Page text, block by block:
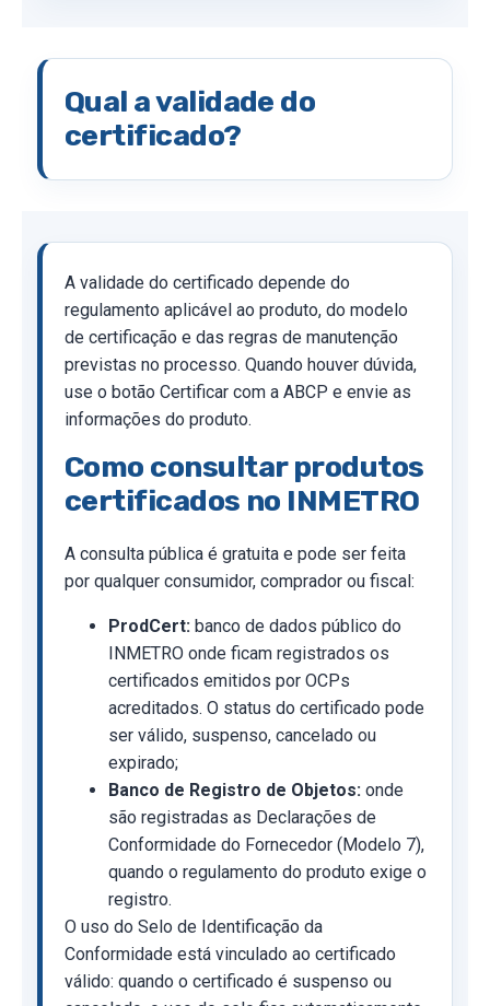
Qual a validade do
certificado?
A validade do certificado depende do
regulamento aplicável ao produto, do modelo
de certificação e das regras de manutenção
previstas no processo. Quando houver dúvida,
use o botão Certificar com a ABCP e envie as
informações do produto.
Como consultar produtos
certificados no INMETRO
A consulta pública é gratuita e pode ser feita
por qualquer consumidor, comprador ou fiscal:
ProdCert: banco de dados público do
INMETRO onde ficam registrados os
certificados emitidos por OCPs
acreditados. O status do certificado pode
ser válido, suspenso, cancelado ou
expirado;
Banco de Registro de Objetos: onde
são registradas as Declarações de
Conformidade do Fornecedor (Modelo 7),
quando o regulamento do produto exige o
registro.
O uso do Selo de Identificação da
Conformidade está vinculado ao certificado
válido: quando o certificado é suspenso ou